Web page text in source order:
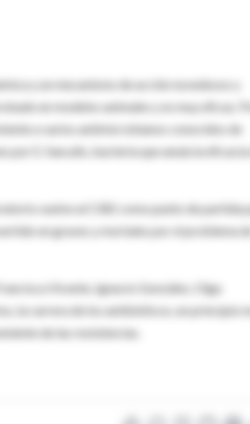
y un mecanismo de acción novedosos y
en modelos animales y es muy eficaz.
a varios antimicrobianos conocidos de
por E. faecalis, bacteria que anula la
vuelve al CIBE como punto de partida
en graves y mortales por el problema
Vicente, Ignacio González, Olga
la carrera de los antibióticos, en principio
de las resistencias.